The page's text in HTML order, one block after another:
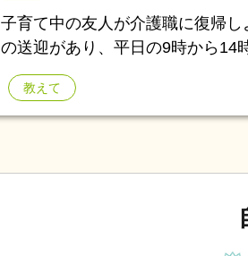
身ですが 辞めるにしてもこうし
子育て中の友人が介護職に復帰
の送迎があり、平日の9時から14
くアドバイスできません。 友人のためにぜひみなさんの意見を聞かせてもらえな
いでしょうか？
教えて